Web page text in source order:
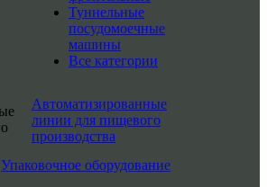
Туннельные
посудомоечные
машины
Все категории
Автоматизированные
линии для пищевого
производства
Упаковочное оборудование